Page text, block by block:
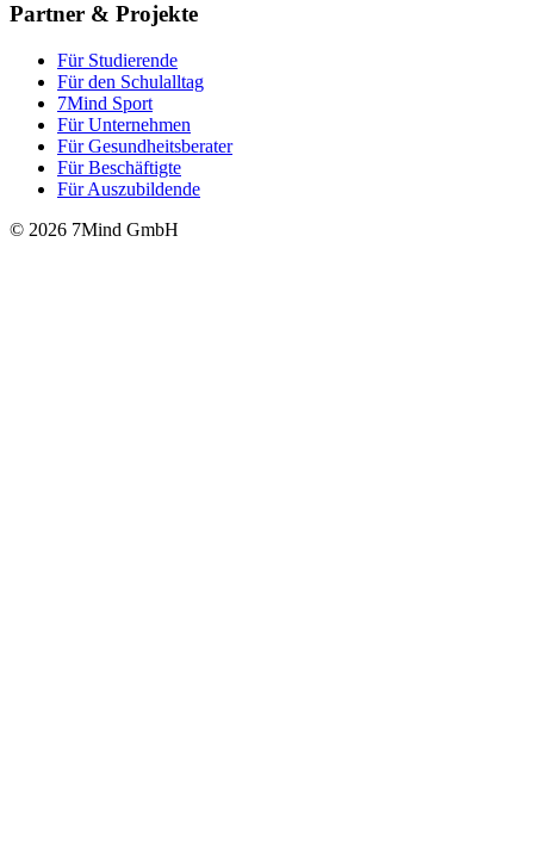
Partner & Projekte
Für Stu­die­rende
Für den Schulalltag
7Mind Sport
Für Unter­neh­men
Für Gesund­heits­be­ra­ter
Für Beschäftigte
Für Auszubildende
© 2026 7Mind GmbH